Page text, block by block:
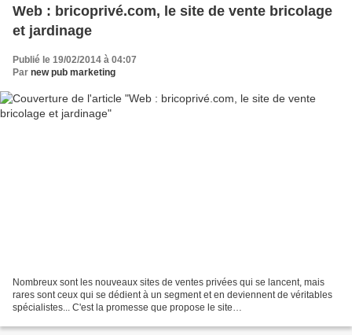
Web : bricoprivé.com, le site de vente bricolage
et jardinage
Publié le 19/02/2014 à 04:07
Par new pub marketing
Nombreux sont les nouveaux sites de ventes privées qui se lancent, mais
rares sont ceux qui se dédient à un segment et en deviennent de véritables
spécialistes... C'est la promesse que propose le site